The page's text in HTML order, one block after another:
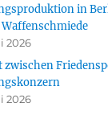
in
Waffenschmiede
2026
zwischen
2026